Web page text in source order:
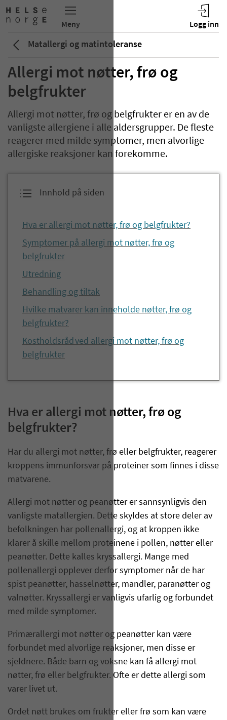
Matallergi og matintoleranse
Allergi mot nøtter, frø og
belgfrukter
Allergi mot nøtter, frø og belgfrukter er en av de
vanligste allergiene i alle aldersgrupper. De fleste
reagerer med milde symptomer, men alvorlige
allergiske reaksjoner kan forekomme.
Innhold på siden
Hva er allergi mot nøtter, frø og belgfrukter?
Symptomer på allergi mot nøtter, frø og
belgfrukter
Utredning
Behandling og tiltak
Hvilke matvarer kan inneholde nøtter, frø og
belgfrukter?
Kostholdsråd ved allergi mot nøtter, frø og
belgfrukter
Hva er allergi mot nøtter, frø og
belgfrukter?
Har du allergi mot nøtter, frø eller belgfrukter, reagerer
kroppens immunforsvar på proteiner som finnes i disse
matvarene.
Allergi mot nøtter og peanøtter er sannsynligvis den
vanligste matallergien. Dette skyldes at store deler av
befolkningen har pollenallergi, og at kroppen ikke
klarer å skille mellom proteinene i pollen, nøtter eller
peanøtter. Dette kalles kryssallergi. Mange med
pollenallergi opplever derfor symptomer når de har
spist peanøtter, hasselnøtter, mandler, paranøtter og
valnøtter. Kryssallergi er vanligvis ufarlig og forbundet
med milde symptomer.
Primærallergi mot nøtter og peanøtter kan være
forbundet med alvorlige reaksjoner, men disse er
sjeldnere. Både barn og voksne kan få allergi mot
nøtter, frø eller belgfrukter. Ofte er dette allergi som
varer livet ut.
Ordet nøtt brukes om frukter eller frø som kan være